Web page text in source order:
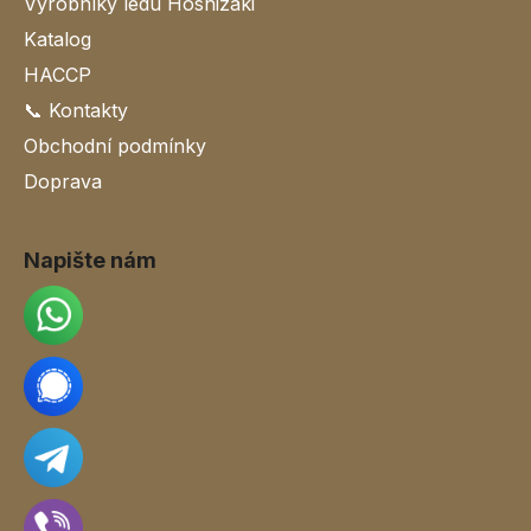
Katalog
HACCP
📞 Kontakty
Obchodní podmínky
Doprava
Napište nám